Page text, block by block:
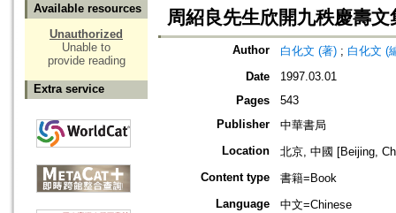
Available resources
Unauthorized
Unable to
provide reading
Extra service
周紹良先生欣開九秩慶壽文
Author 白化文 (著) ; 白化文 (
Date
1997.03.01
Pages
543
Publisher
中華書局
Location
北京, 中國 [Beijing,
Content type
書籍=Book
Language
中文=Chinese